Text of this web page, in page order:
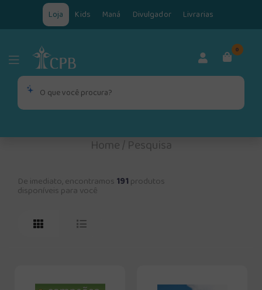
Loja Kids Maná Divulgador Livrarias
0
Home/Pesquisa
De imediato, encontramos 191produtos
disponíveis para você